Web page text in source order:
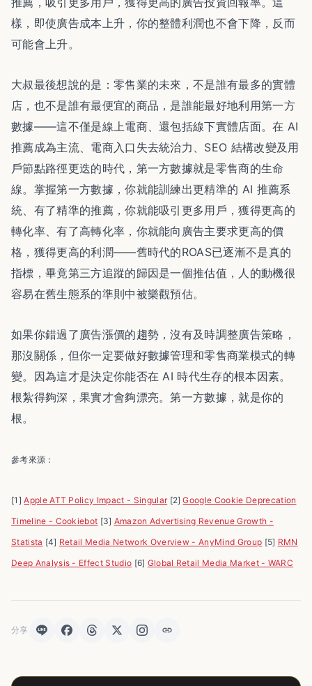
樣，即使廣告成本上升，你的整體利潤也不會下降，反而
可能會上升。
大叔最後想說的是：零售業的未來，不是誰有最多的實體
店，也不是誰有最便宜的商品，是誰能最好地利用第一方
數據——這不僅是線上電商、還包括線下實體店面。在 AI
推薦成為主流、電商入口失去統治力、SEO 結構改變及用
戶節點路徑更迭的時代，第一方數據就是零售商的生命
線。掌握第一方數據，你就能訓練出更精準的 AI 推薦系
統、有了精準的推薦，你就能吸引更多用戶，獲得更高的
轉化率、有了高轉化率，你就能向廣告主要求更高的價
格，獲得更高的利潤——舊時代的ROAS已逐漸不是真的
指標，畢竟第三方追蹤的歸因是一個推估值，人的動機很
容易在舊生態系的準則中被樂觀預估。
如果你錯過了廣告漲價的趨勢，沒有及時調整廣告策略，
那沒關係，但你一定要做好數據管理和零售商業模式的轉
變。因為這才是決定你能否在 AI 時代生存的根本因素。
根紮得夠深，果實才會夠漂亮。第一方數據，就是你的
根。
參考來源：
[1]Apple ATT Policy Impact - Singular [2]Google Cookie Deprecation
Timeline - Cookiebot [3] Amazon Advertising Revenue Growth -
Statista [4] Retail Media Network Overview - AnyMind Group [5] RMN
Deep Analysis - Effect Studio [6] Global Retail Media Market - WARC
分享